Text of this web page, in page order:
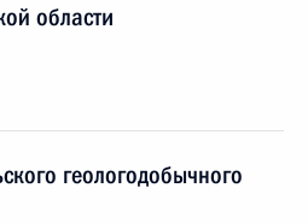
области
геологодобычного